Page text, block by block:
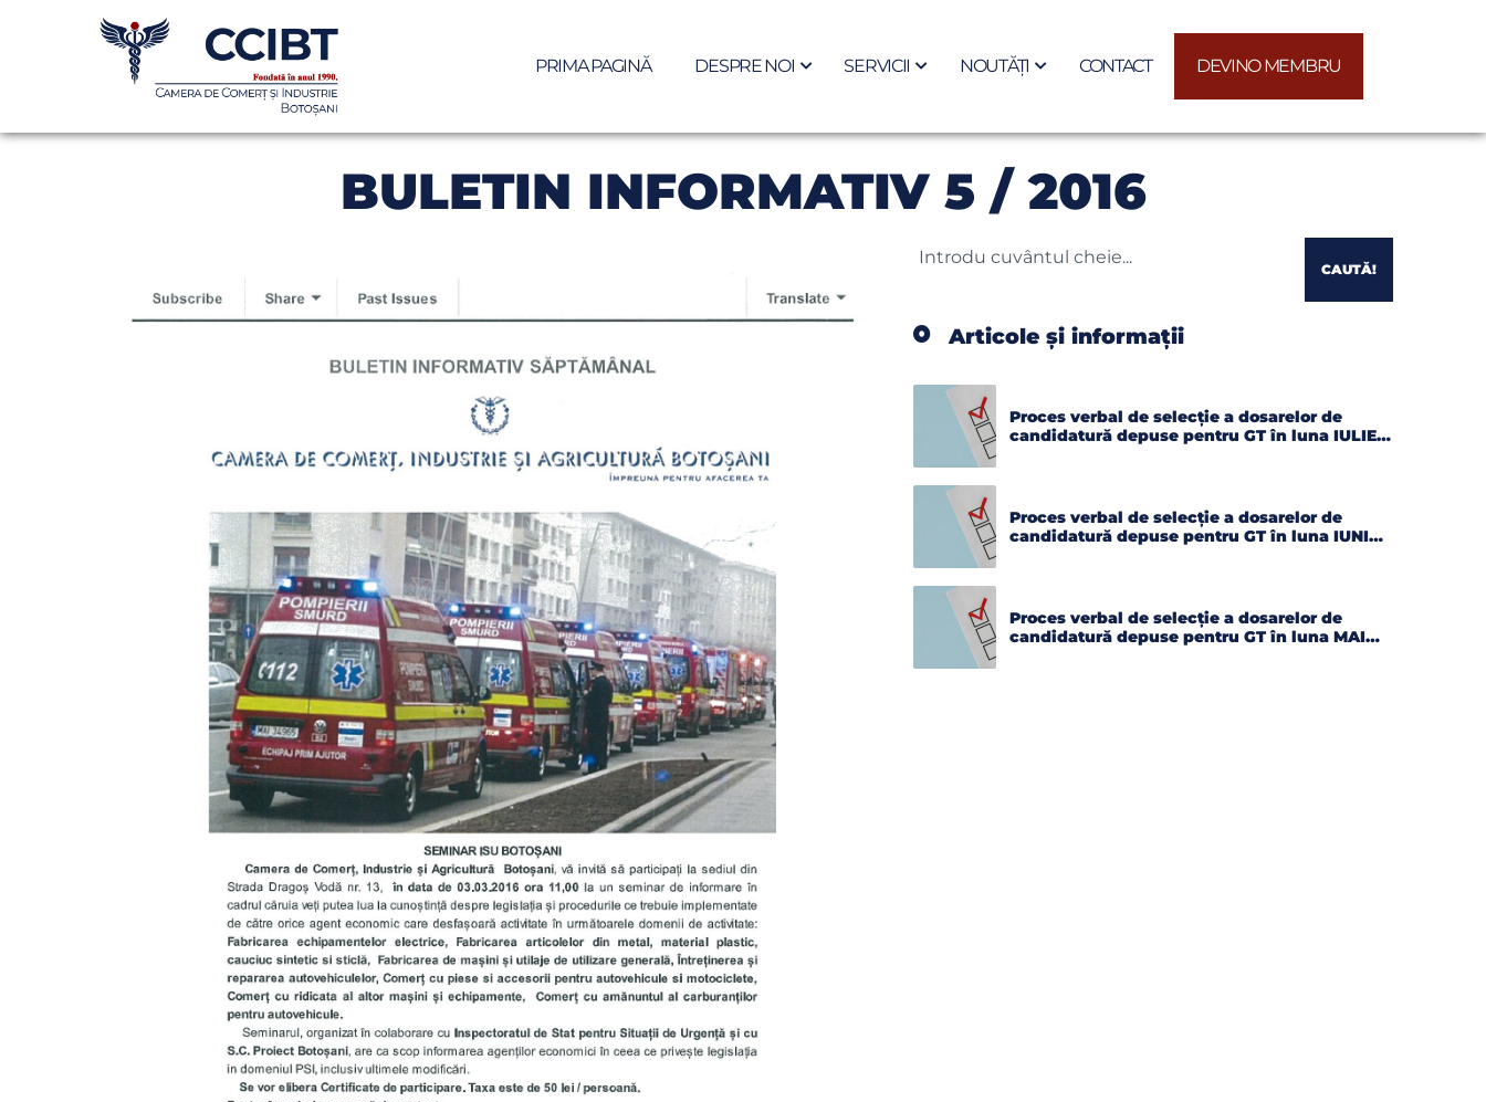
PRIMA PAGINĂ DESPRE NOI SERVICII NOUTĂȚI CONTACT DEVINO MEMBRU
BULETIN INFORMATIV 5 / 2016
CAUTĂ!
Articole și informații
Proces verbal de selecție a dosarelor de
candidatură depuse pentru GT în luna IULIE
Proces verbal de selecție a dosarelor de
candidatură depuse pentru GT în luna IUNIE
Proces verbal de selecție a dosarelor de
candidatură depuse pentru GT în luna MAI